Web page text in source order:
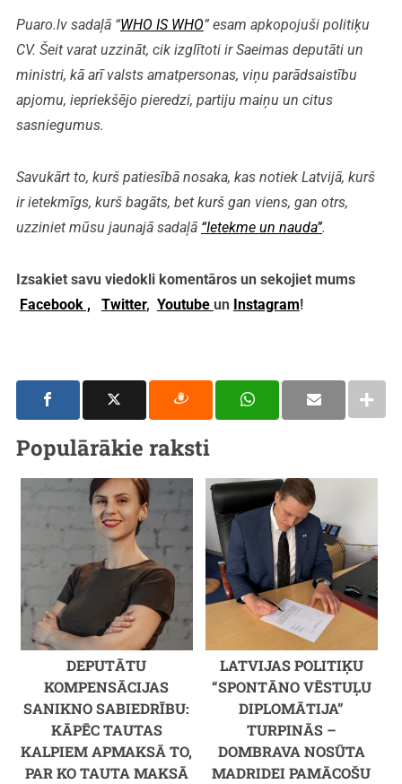
Puaro.lv sadaļā “WHO IS WHO” esam apkopojuši politiķu
CV. Šeit varat uzzināt, cik izglītoti ir Saeimas deputāti un
ministri, kā arī valsts amatpersonas, viņu parādsaistību
apjomu, iepriekšējo pieredzi, partiju maiņu un citus
sasniegumus.
Savukārt to, kurš patiesībā nosaka, kas notiek Latvijā, kurš
ir ietekmīgs, kurš bagāts, bet kurš gan viens, gan otrs,
uzziniet mūsu jaunajā sadaļā “Ietekme un nauda”.
Izsakiet savu viedokli komentāros un sekojiet mums
Facebook ,
Twitter, Youtube un Instagram!
Populārākie raksti
DEPUTĀTU
KOMPENSĀCIJAS
SANIKNO SABIEDRĪBU:
KĀPĒC TAUTAS
KALPIEM APMAKSĀ TO,
PAR KO TAUTA MAKSĀ
LATVIJAS POLITIĶU
“SPONTĀNO VĒSTUĻU
DIPLOMĀTIJA”
TURPINĀS –
DOMBRAVA NOSŪTA
MADRIDEI PAMĀCOŠU